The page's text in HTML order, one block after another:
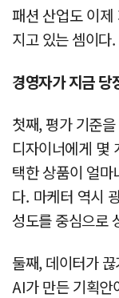
패션 산업도 이제
지고 있는 셈이다.
경영자가 지금 당
첫째, 평가 기준
디자이너에게 몇
택한 상품이 얼
다. 마케터 역시
성도를 중심으로
둘째, 데이터가
AI가 만든 기획안